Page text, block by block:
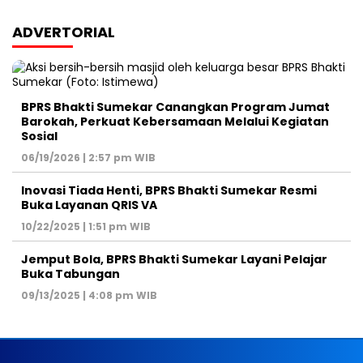
ADVERTORIAL
BPRS Bhakti Sumekar Canangkan Program Jumat
Barokah, Perkuat Kebersamaan Melalui Kegiatan
Sosial
06/19/2026 | 2:57 pm WIB
Inovasi Tiada Henti, BPRS Bhakti Sumekar Resmi
Buka Layanan QRIS VA
10/22/2025 | 1:51 pm WIB
Jemput Bola, BPRS Bhakti Sumekar Layani Pelajar
Buka Tabungan
09/13/2025 | 4:08 pm WIB